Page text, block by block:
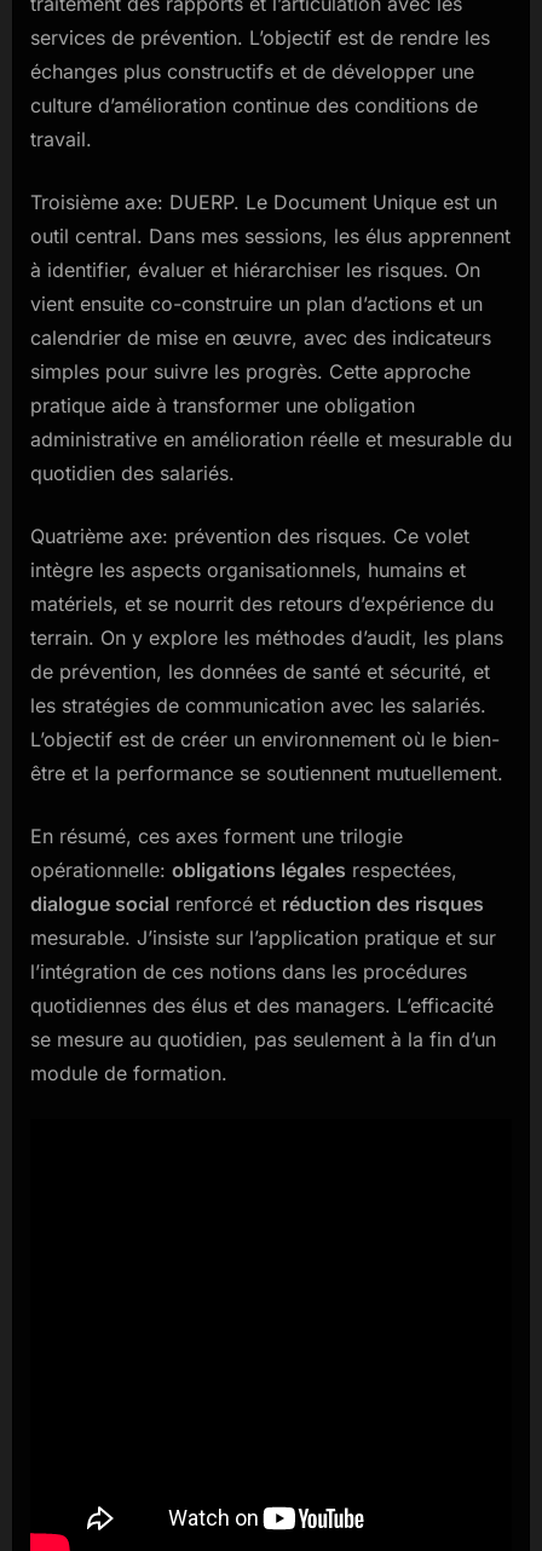
services de prévention. L’objectif est de rendre les
échanges plus constructifs et de développer une
culture d’amélioration continue des conditions de
travail.
Troisième axe: DUERP. Le Document Unique est un
outil central. Dans mes sessions, les élus apprennent
à identifier, évaluer et hiérarchiser les risques. On
vient ensuite co-construire un plan d’actions et un
calendrier de mise en œuvre, avec des indicateurs
simples pour suivre les progrès. Cette approche
pratique aide à transformer une obligation
administrative en amélioration réelle et mesurable du
quotidien des salariés.
Quatrième axe: prévention des risques. Ce volet
intègre les aspects organisationnels, humains et
matériels, et se nourrit des retours d’expérience du
terrain. On y explore les méthodes d’audit, les plans
de prévention, les données de santé et sécurité, et
les stratégies de communication avec les salariés.
L’objectif est de créer un environnement où le bien-
être et la performance se soutiennent mutuellement.
En résumé, ces axes forment une trilogie
opérationnelle: obligations légales respectées,
dialogue social renforcé et réduction des risques
mesurable. J’insiste sur l’application pratique et sur
l’intégration de ces notions dans les procédures
quotidiennes des élus et des managers. L’efficacité
se mesure au quotidien, pas seulement à la fin d’un
module de formation.